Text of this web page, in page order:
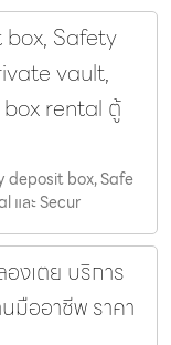
box, Safety
vault,
rental ตู้
deposit box, Safe
และ Secur
งเตย บริการ
มืออาชีพ ราคา